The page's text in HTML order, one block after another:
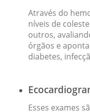
Através do
níveis de
outros,
órgãos e
diabetes,
Esses exames